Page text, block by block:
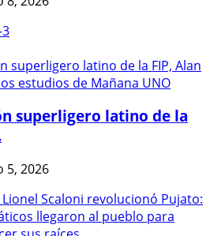
superligero latino de la
5, 2026